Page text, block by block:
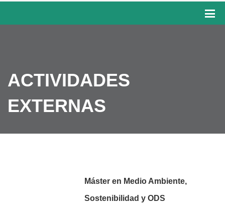
ACTIVIDADES
EXTERNAS
Máster en Medio Ambiente,
Sostenibilidad y ODS